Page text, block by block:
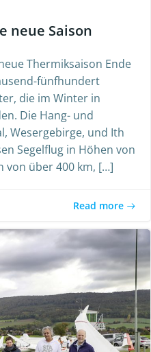
neue Saison
Thermiksaison Ende
fünfhundert
die im Winter in
Die Hang- und
Wesergebirge, und Ith
Segelflug in Höhen von
von über 400 km, […]
Read more